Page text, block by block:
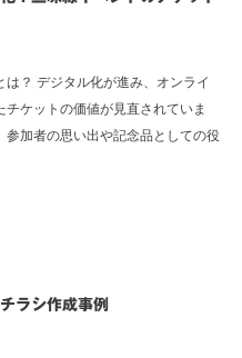
？ デジタル化が進み、オンライ
ケットの価値が見直されていま
加者の思い出や記念品としての役
ラシ作成事例